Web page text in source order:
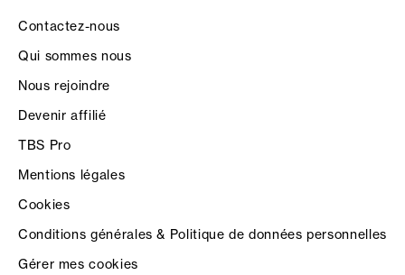
Contactez-nous
Qui sommes nous
Nous rejoindre
Devenir affilié
TBS Pro
Mentions légales
Cookies
Conditions générales & Politique de données personnelles
Gérer mes cookies